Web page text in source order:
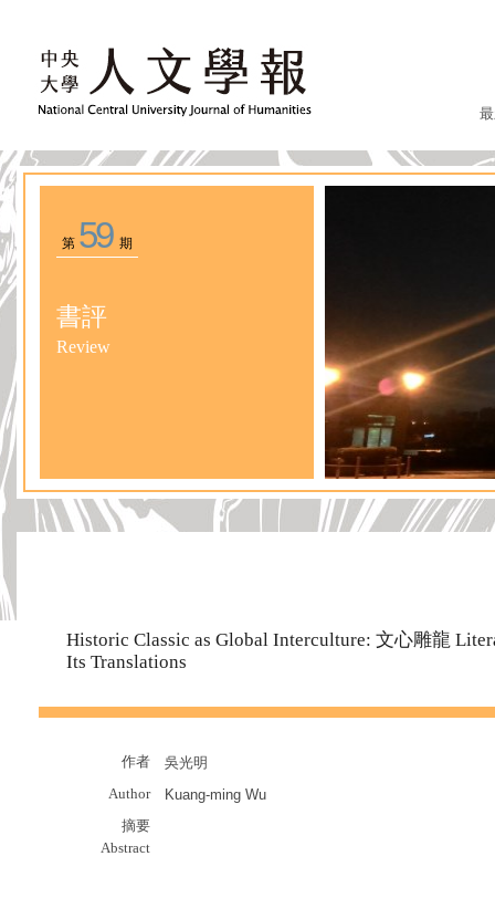
第 59期
書評
Review
Historic Classic as Global Interculture: 文心雕龍
Its Translations
作者
吳光明
Author
Kuang-ming Wu
摘要
Abstract